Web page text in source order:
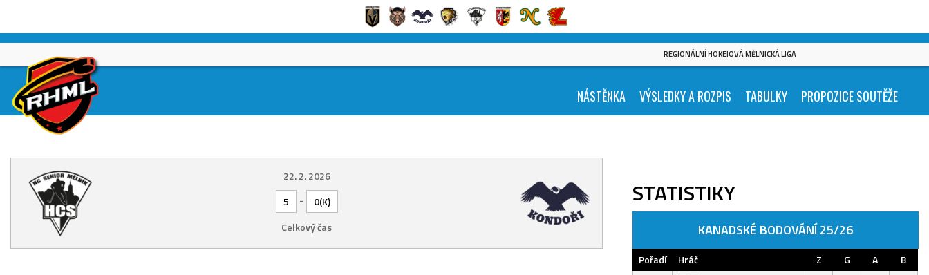
Skip
content
REGIONÁLNÍ HOKEJOVÁ MĚLNICKÁ LIGA
NÁSTĚNKA VÝSLEDKY A ROZPIS TABULKY PROPOZICE SOUTĚŽE
22. 2. 2026
5
-
0(K)
Celkový čas
STATISTIKY
KANADSKÉ BODOVÁNÍ 25/26
Pořadí Hráč Z G A
B